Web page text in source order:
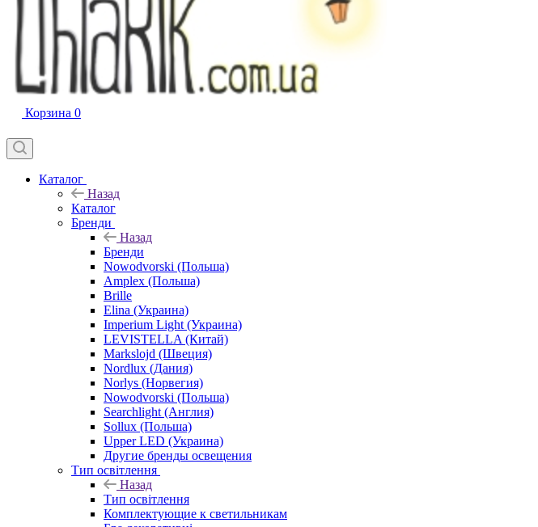
Корзина 0
Каталог
Назад
Каталог
Бренди
Назад
Бренди
Nowodvorski (Польша)
Amplex (Польша)
Brille
Elina (Украина)
Imperium Light (Украина)
LEVISTELLA (Китай)
Markslojd (Швеция)
Nordlux (Дания)
Norlys (Норвегия)
Nowodvorski (Польша)
Searchlight (Англия)
Sollux (Польша)
Upper LED (Украина)
Другие бренды освещения
Тип освітлення
Назад
Тип освітлення
Комплектующие к светильникам